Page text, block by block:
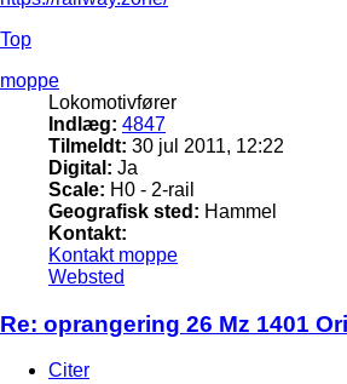
Top
moppe
Lokomotivfører
Indlæg: 4847
Tilmeldt: 30 jul 2011, 12:22
Digital: Ja
Scale: H0 - 2-rail
Geografisk sted: Hammel
Kontakt:
Kontakt moppe
Websted
Re: oprangering 26 Mz 1401
Citer